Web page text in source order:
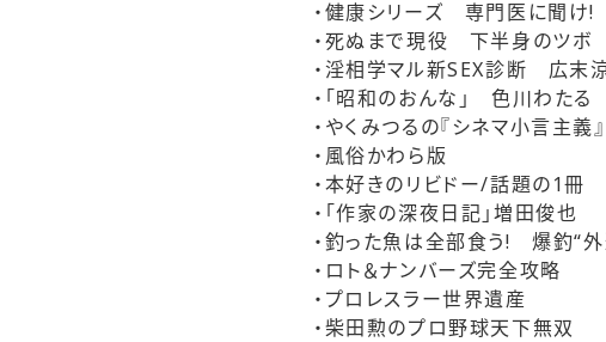
・健康シリーズ 専門医に聞け!
・死ぬまで現役 下半身のツボ
・淫相学マル新SEX診断 広末
・「昭和のおんな」 色川わたる
・やくみつるの『シネマ小言主義』
・風俗かわら版
・本好きのリビドー/話題の1
・「作家の深夜日記」増田俊也
・釣った魚は全部食う! 爆釣“外
・ロト＆ナンバーズ完全攻略
・プロレスラー世界遺産
・柴田勲のプロ野球天下無双